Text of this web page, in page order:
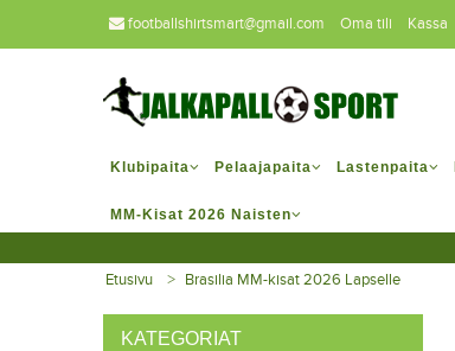
footballshirtsmart@gmail.com Oma tili Kassa
Klubipaita Pelaajapaita Lastenpaita
MM-Kisat 2026 Naisten
Etusivu Brasilia MM-kisat 2026 Lapselle
KATEGORIAT